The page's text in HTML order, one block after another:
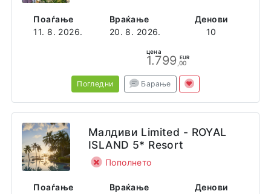
Поаѓање
11. 8. 2026.
Враќање
20. 8. 2026.
Денови
10
цена
1.799 EUR
,00
Погледни Барање
Поаѓање
Враќање
Денови
Малдиви Limited - ROYAL
ISLAND 5* Resort
Пополнето